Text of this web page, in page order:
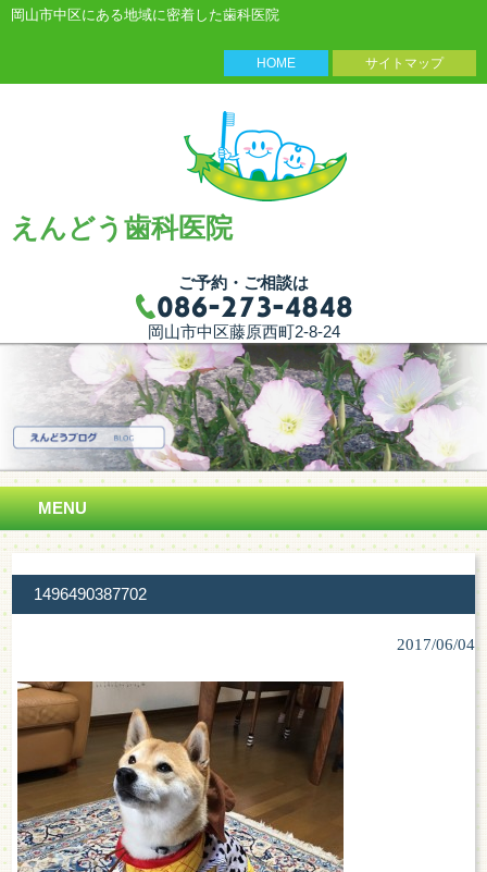
岡山市中区にある地域に密着した歯科医院
HOME サイトマップ
えんどう歯科医院
ご予約・ご相談は
岡山市中区藤原西町2-8-24
MENU
1496490387702
2017/06/04